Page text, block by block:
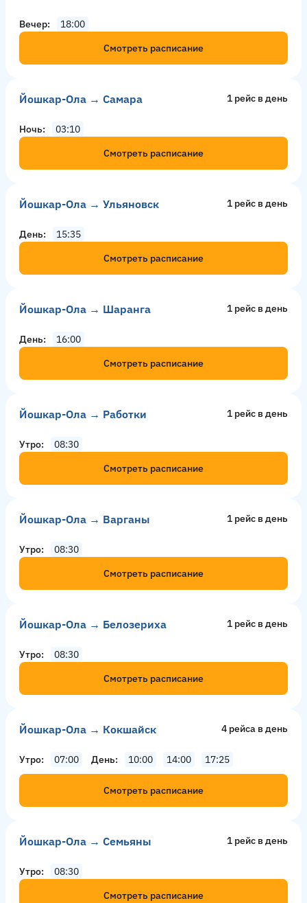
Вечер
18:00
Смотреть расписание
Йошкар-Ола → Самара 1 рейс в день
Ночь
03:10
Смотреть расписание
Йошкар-Ола → Ульяновск 1 рейс в день
День
15:35
Смотреть расписание
Йошкар-Ола → Шаранга 1 рейс в день
День
16:00
Смотреть расписание
Йошкар-Ола → Работки 1 рейс в день
Утро
08:30
Смотреть расписание
Йошкар-Ола → Варганы 1 рейс в день
Утро
08:30
Смотреть расписание
Йошкар-Ола → Белозериха 1 рейс в день
Утро
08:30
Смотреть расписание
Йошкар-Ола → Кокшайск 4 рейсa в день
Утро 07:00 День 10:00 14:00 17:25
Смотреть расписание
Йошкар-Ола → Семьяны 1 рейс в день
Утро
08:30
Смотреть расписание